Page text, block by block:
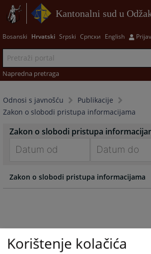
Kantonalni sud u
Bosanski Hrvatski Srpski Српски English
Napredna pretraga
Odnosi s javnošću
Publikacije
Zakon o slobodi pristupa informacijama
Zakon o slobodi pristupa
forward
to
calendar
and
forward
to
calendar
and
Zakon o slobodi pristupa informacijama
Korištenje kolačića